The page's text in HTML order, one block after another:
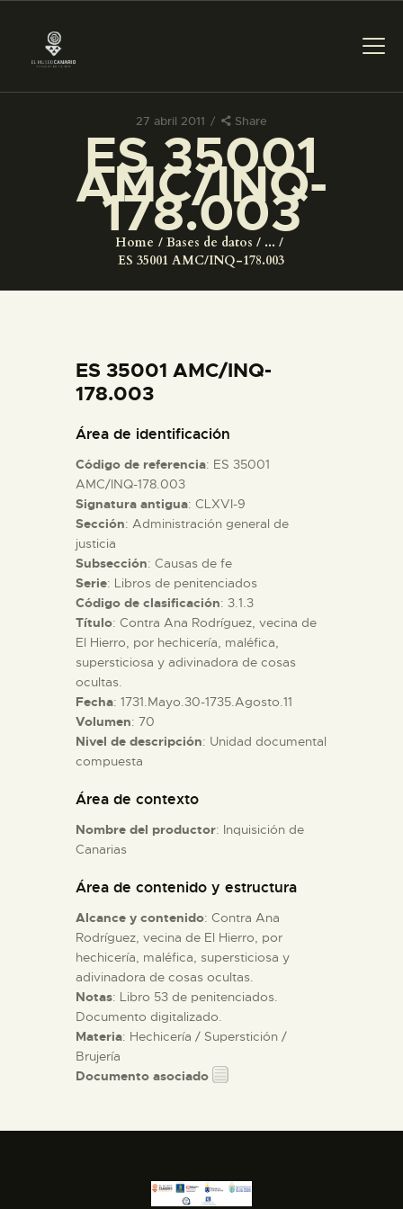
27 abril 2011 Share
ES 35001
AMC/INQ-
178.003
Home Bases de datos
...
ES 35001 AMC/INQ-178.003
PREPARAR LA VISITA
ACTIVIDADES
COLECCIONES
ESPAÑOL
PREPARAR LA VISITA
ACTIVIDADES
█
EL MUSEO
COLECCIONES
DIDÁCTICA
ESPAÑOL
ES 35001 AMC/INQ-
178.003
Área de identificación
Código de referencia: ES 35001
AMC/INQ-178.003
Signatura antigua: CLXVI-9
Sección: Administración general de
justicia
Subsección: Causas de fe
Serie: Libros de penitenciados
Código de clasificación: 3.1.3
Título: Contra Ana Rodríguez, vecina de
El Hierro, por hechicería, maléfica,
supersticiosa y adivinadora de cosas
ocultas.
Fecha: 1731.Mayo.30-1735.Agosto.11
Volumen: 70
Nivel de descripción: Unidad documental
compuesta
Área de contexto
Nombre del productor: Inquisición de
Canarias
Área de contenido y estructura
Alcance y contenido: Contra Ana
Rodríguez, vecina de El Hierro, por
hechicería, maléfica, supersticiosa y
adivinadora de cosas ocultas.
Notas: Libro 53 de penitenciados.
Documento digitalizado.
Materia: Hechicería / Superstición /
Brujería
Documento asociado